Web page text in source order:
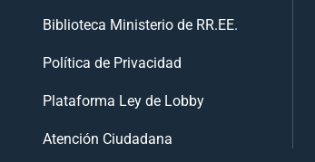
Biblioteca Ministerio de RR.EE.
Política de Privacidad
Plataforma Ley de Lobby
Atención Ciudadana